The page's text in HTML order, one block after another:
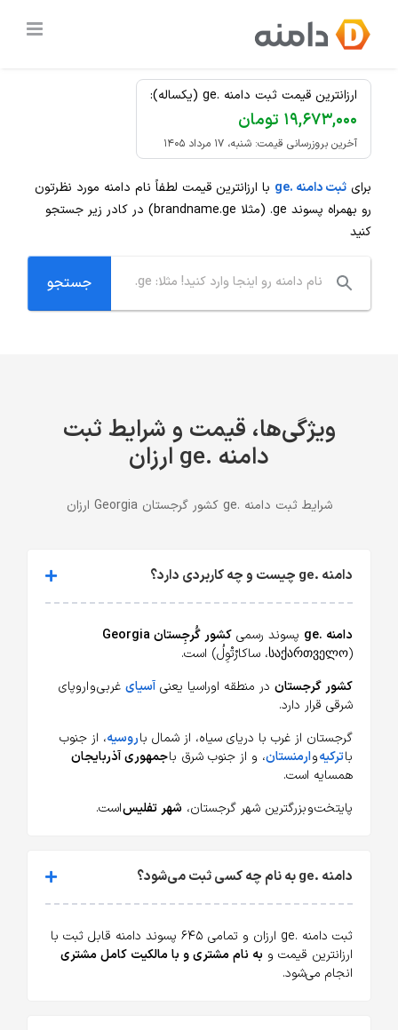
content
ثبت دامنه
ارزانترین قیمت ثبت دامنه .ge (یکساله):
۱۹,۶۷۳,۰۰۰ تومان
آخرین بروزرسانی قیمت: شنبه، ۱۷ مرداد ۱۴۰۵
برای ثبت دامنه .ge
با ارزانترین قیمت لطفاً نام دامنه مورد نظرتون
رو بهمراه پسوند .ge
(مثلا brandname.ge) در کادر زیر جستجو
کنید
ویژگی‌ها، قیمت و شرایط ثبت
دامنه .ge ارزان
شرایط ثبت دامنه .ge کشور گرجستان Georgia ارزان
دامنه .ge چیست و چه کاربردی دارد؟
دامنه .ge پسوند رسمی کشور گُرجِستان Georgia
(საქართველო، ساکارْتْوِلُ) است.
کشور گرجستان در منطقه اوراسیا یعنی آسیای غربی و اروپای
شرقی قرار دارد.
گرجستان از غرب با دریای سیاه، از شمال باروسیه، از جنوب
باترکیهوارمنستان، و از جنوب شرق باجمهوری آذربایجان
همسایه است.
پایتخت و بزرگترین شهر گرجستان، شهر تفلیساست.
دامنه .ge به نام چه کسی ثبت می‌شود؟
ثبت دامنه .ge ارزان و تمامی ۶۴۵ پسوند دامنه قابل ثبت با
ارزانترین قیمت و به نام مشتری و با مالکیت کامل مشتری
انجام می‌شود.